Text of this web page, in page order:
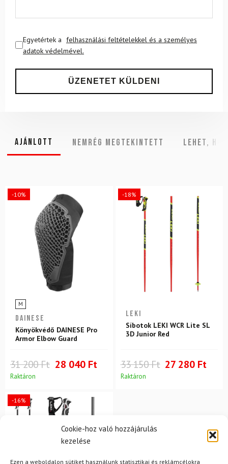
Cookie-hoz való hozzájárulás
kezelése
Ezen a weboldalon sütiket használunk statisztikai és reklámcélokra
Egyetértek a felhasználási feltételekkel és a személyes
adatok védelmével.
Ajánlott NEMRÉG MEGTEKINTETT Lehet,
-10%
M
DAINESE
Könyökvédő DAINESE Pro
Armor Elbow Guard
31 200 Ft 28 040 Ft
Raktáron
-18%
LEKI
Síbotok LEKI WCR Lite SL
3D Junior Red
33 150 Ft 27 280 Ft
Raktáron
-16%